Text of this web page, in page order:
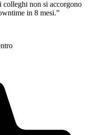
colleghi non si accorgono
in 8 mesi.”